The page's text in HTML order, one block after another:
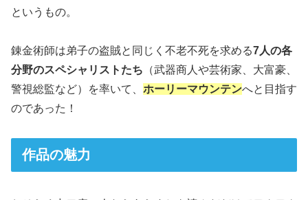
というもの。
錬金術師は弟子の盗賊と同じく不老不死を求める7人の各
分野のスペシャリストたち （武器商人や芸術家、大富豪、
警視総監など）を率いて、 ホーリーマウンテンへと目指す
のであった！
作品の魅力